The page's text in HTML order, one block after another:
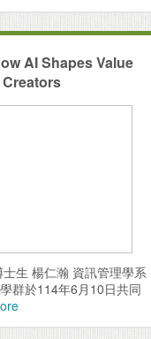
AI Shapes Value
生 楊仁瀚 資訊管理學系
群於114年6月10日共同